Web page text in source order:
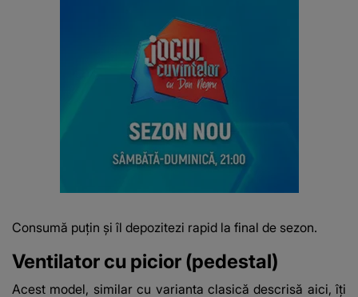
Consumă puțin și îl depozitezi rapid la final de sezon.
Ventilator cu picior (pedestal)
Acest model, similar cu varianta clasicădescrisă aici, îți